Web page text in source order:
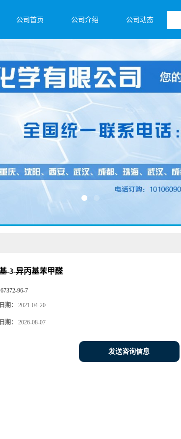
公司首页 公司介绍 公司动态
-3-异丙基苯甲醛
67372-96-7
期： 2021-04-20
期： 2026-08-07
发送咨询信息